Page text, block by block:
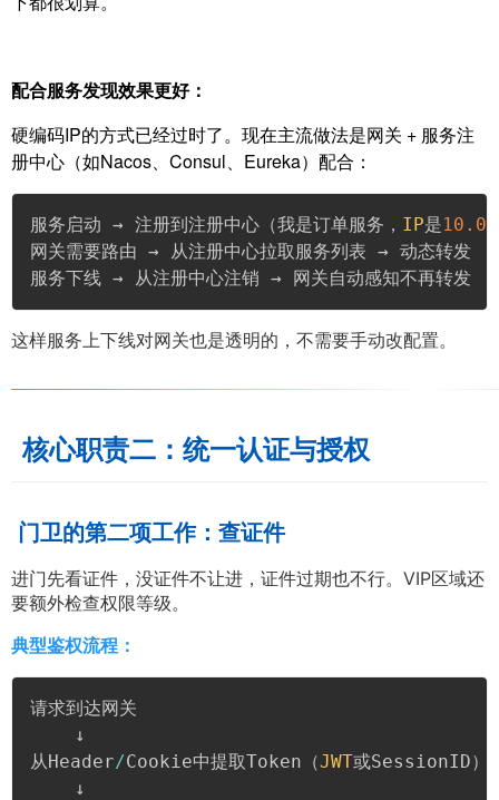
配合服务发现效果更好：
硬编码IP的方式已经过时了。现在主流做法是网关 + 服务注
册中心（如Nacos、Consul、Eureka）配合：
服务启动 → 注册到注册中心（我是订单服务， IP是10.0
网关需要路由 → 从注册中心拉取服务列表 → 动态转发
服务下线 → 从注册中心注销 → 网关自动感知不再转发
这样服务上下线对网关也是透明的，不需要手动改配置。
核心职责二：统一认证与授权
门卫的第二项工作：查证件
进门先看证件，没证件不让进，证件过期也不行。VIP区域还
要额外检查权限等级。
典型鉴权流程：
请求到达网关
    ↓
从Header/Cookie中提取Token（JWT或SessionID）
    ↓